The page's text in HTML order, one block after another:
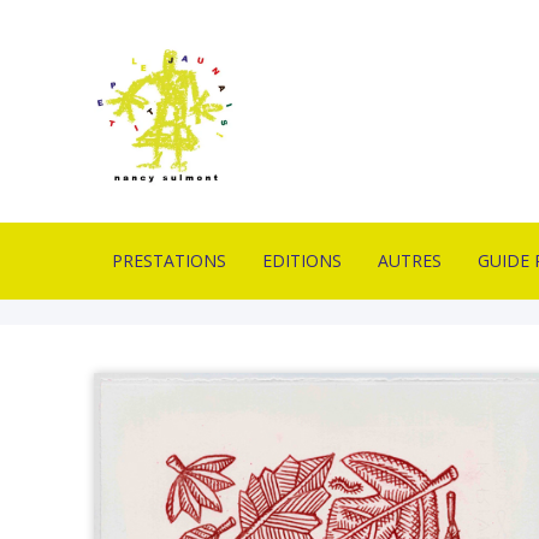
PRESTATIONS
FORMATION
ATELIERS PÉDAGOGIQUES
CONCEPTION GRAPHIQUE
EDITIONS AUTRES
LITHOGRAPHIQUES
GUIDE